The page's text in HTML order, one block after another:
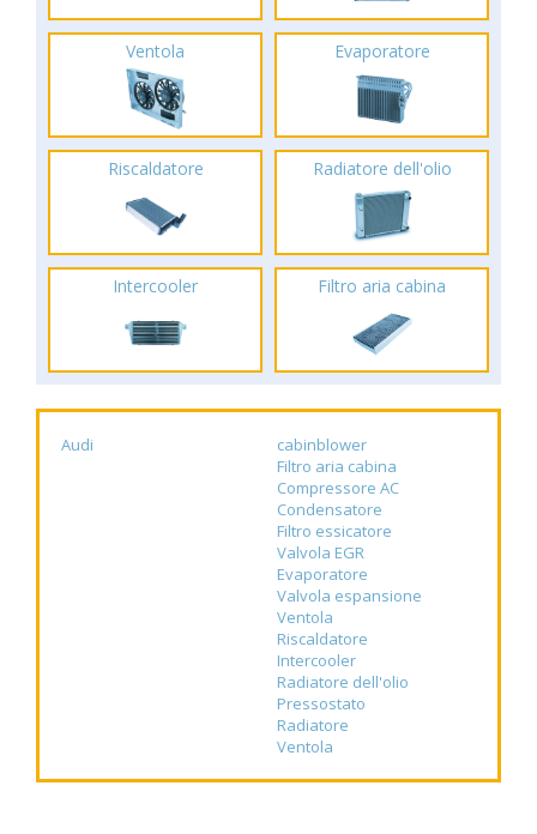
Ventola Evaporatore
Riscaldatore Radiatore dell'olio
Intercooler Filtro aria cabina
Audi
cabinblower
Filtro aria cabina
Compressore AC
Condensatore
Filtro essicatore
Valvola EGR
Evaporatore
Valvola espansione
Ventola
Riscaldatore
Intercooler
Radiatore dell'olio
Pressostato
Radiatore
Ventola